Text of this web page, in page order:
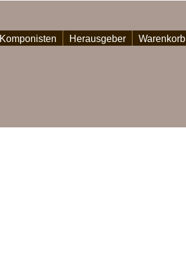
Komponisten Herausgeber Warenkorb